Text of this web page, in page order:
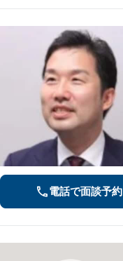
電話で面談予約